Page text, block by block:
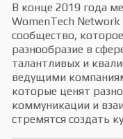
В конце 2019 года
WomenTech
сообщество,
разнообразие в
талантливых и
ведущими
которые ценят
коммуникации и
стремятся создать